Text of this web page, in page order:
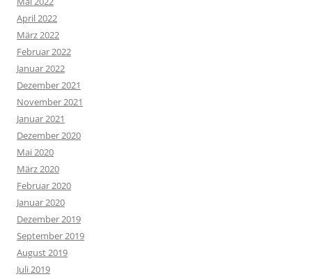
April 2022
März 2022
Februar 2022
Januar 2022
Dezember 2021
November 2021
Januar 2021
Dezember 2020
Mai 2020
März 2020
Februar 2020
Januar 2020
Dezember 2019
September 2019
August 2019
Juli 2019